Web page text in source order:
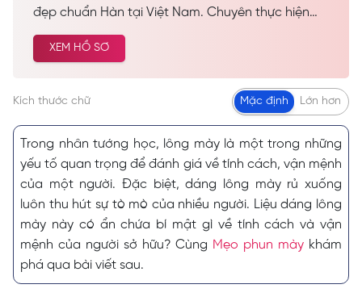
đẹp chuẩn Hàn tại Việt Nam. Chuyên thực hiện
các dịch vụ spa làm đẹp, chăm sóc da công nghệ
cao… Được nhiều khách hàng tin tưởng và lựa
XEM HỒ SƠ
Kích thước chữ Mặc định Lớn hơn
Trong nhân tướng học, lông mày là một trong những
yếu tố quan trọng để đánh giá về tính cách, vận mệnh
của một người. Đặc biệt, dáng lông mày rủ xuống
luôn thu hút sự tò mò của nhiều người. Liệu dáng lông
mày này có ẩn chứa bí mật gì về tính cách và vận
mệnh của người sở hữu? Cùng Mẹo phun mày khám
phá qua bài viết sau.